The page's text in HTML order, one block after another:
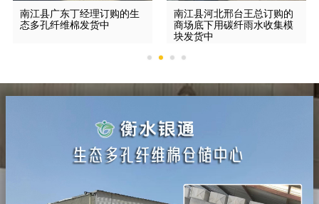
南江县广东丁经理订购的生
态多孔纤维棉发货中
南江县河北邢台王总订购的
商场底下用碳纤雨水收集模
块发货中